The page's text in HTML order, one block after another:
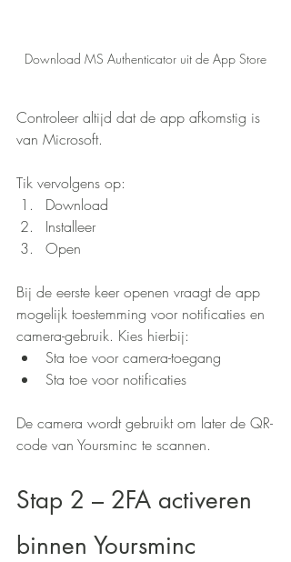
Download MS Authenticator uit de App Store
Controleer altijd dat de app afkomstig is
van Microsoft.
Tik vervolgens op:
Download
Installeer
Open
Bij de eerste keer openen vraagt de app
mogelijk toestemming voor notificaties en
camera-gebruik. Kies hierbij:
Sta toe voor camera-toegang
Sta toe voor notificaties
De camera wordt gebruikt om later de QR-
code van Yoursminc te scannen.
Stap 2 – 2FA activeren
binnen Yoursminc